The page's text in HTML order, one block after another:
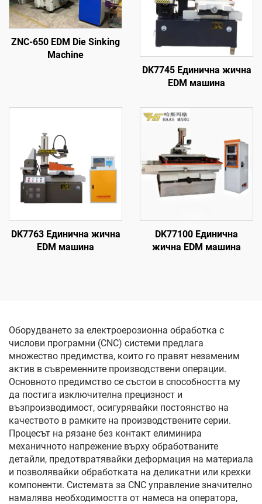
ZNC-650 EDM Die Sinking
Machine
DK7745 Единична жична
EDM машина
DK7763 Единична жична
EDM машина
DK77100 Единична
жична EDM машина
Оборудването за електроерозионна обработка с
числови програмни (CNC) системи предлага
множество предимства, които го правят незаменим
актив в съвременните производствени операции.
Основното предимство се състои в способността му
да постига изключителна прецизност и
възпроизводимост, осигурявайки постоянство на
качеството в рамките на производствените серии.
Процесът на рязане без контакт елиминира
механичното напрежение върху обработваните
детайли, предотвратявайки деформация на материала
и позволявайки обработката на деликатни или крехки
компоненти. Системата за CNC управление значително
намалява необходимостта от намеса на оператора,